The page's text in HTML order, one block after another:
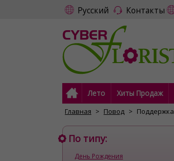
Русский Контакты
Лето Хиты Продаж
Главная Повод Поддержка
По типу:
День Рождения